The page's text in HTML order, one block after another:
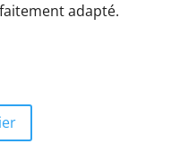
adapté.